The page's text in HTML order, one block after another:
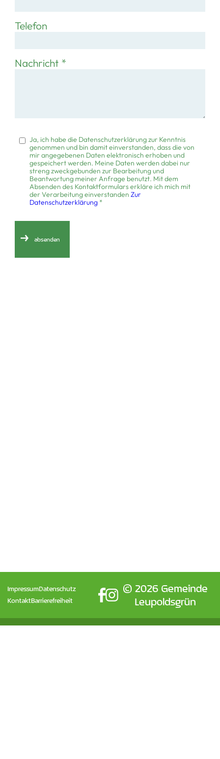
Telefon
Nachricht *
Ja, ich habe die Datenschutzerklärung zur Kenntnis
genommen und bin damit einverstanden, dass die von
mir angegebenen Daten elektronisch erhoben und
gespeichert werden. Meine Daten werden dabei nur
streng zweckgebunden zur Bearbeitung und
Beantwortung meiner Anfrage benutzt. Mit dem
Absenden des Kontaktformulars erkläre ich mich mit
der Verarbeitung einverstanden Zur
Datenschutzerklärung *
absenden
ImpressumDatenschutz
KontaktBarrierefreiheit
© 2026 Gemeinde
Leupoldsgrün